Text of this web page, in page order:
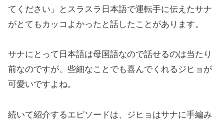
てください」とスラスラ日本語で運転手に伝えたサナ
がとてもカッコよかったと話したことがあります。
サナにとって日本語は母国語なので話せるのは当たり
前なのですが、些細なことでも喜んでくれるジヒョが
可愛いですよね。
続いて紹介するエピソードは、ジヒョはサナに手編み